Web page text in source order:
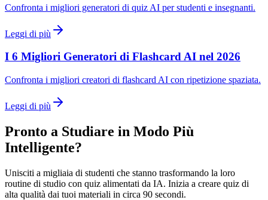
Confronta i migliori generatori di quiz AI per studenti e insegnanti.
Leggi di più
I 6 Migliori Generatori di Flashcard AI nel 2026
Confronta i migliori creatori di flashcard AI con ripetizione spaziata.
Leggi di più
Pronto a Studiare in Modo Più
Intelligente?
Unisciti a migliaia di studenti che stanno trasformando la loro
routine di studio con quiz alimentati da IA. Inizia a creare quiz di
alta qualità dai tuoi materiali in circa 90 secondi.